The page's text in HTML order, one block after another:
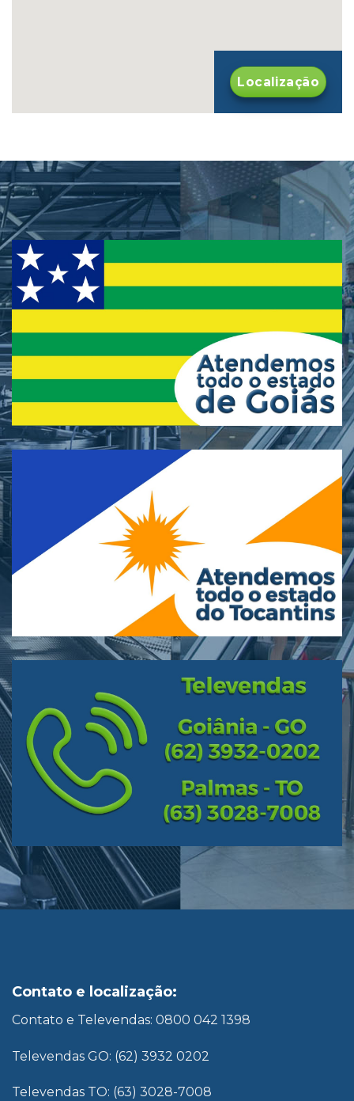
Localização
Contato e localização:
Contato e Televendas: 0800 042 1398
Televendas GO: (62) 3932 0202
Televendas TO: (63) 3028-7008